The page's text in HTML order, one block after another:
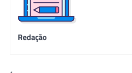
Redação